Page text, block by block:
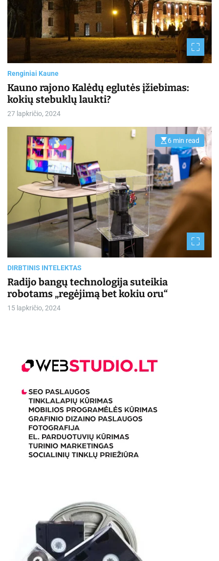
r
e
a
d
t
m
e
Renginiai Kaune
Kauno rajono Kalėdų eglutės įžiebimas:
kokių stebuklų laukti?
27 lapkričio, 2024
E
s
t
i
m
a
t
e
d
e
6 min read
DIRBTINIS INTELEKTAS
Radijo bangų technologija suteikia
robotams „regėjimą bet kokiu oru“
15 lapkričio, 2024